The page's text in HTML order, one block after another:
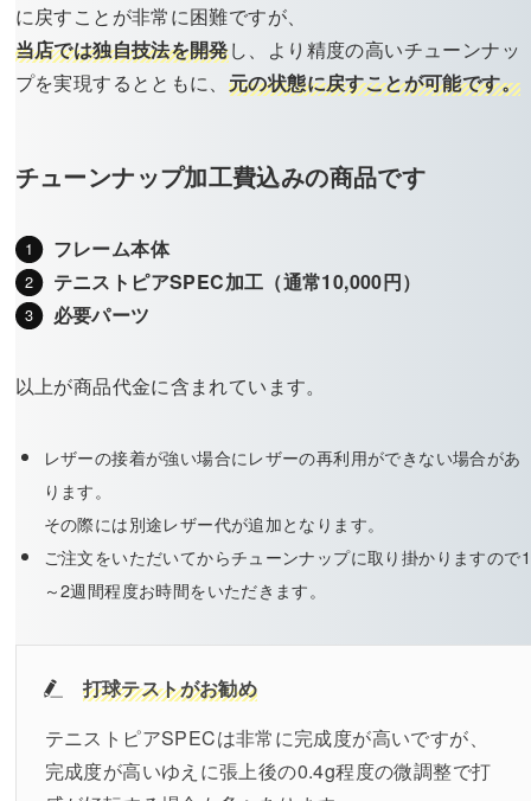
に戻すことが非常に困難ですが、
当店では独自技法を開発し、より精度の高いチューンナッ
プを実現するとともに、 元の状態に戻すことが可能です。
チューンナップ加工費込みの商品です
フレーム本体
テニストピアSPEC加工（通常10,000円）
必要パーツ
以上が商品代金に含まれています。
レザーの接着が強い場合にレザーの再利用ができない場合があ
ります。
その際には別途レザー代が追加となります。
ご注文をいただいてからチューンナップに取り掛かりますので1
～2週間程度お時間をいただきます。
打球テストがお勧め
テニストピアSPECは非常に完成度が高いですが、
完成度が高いゆえに張上後の0.4g程度の微調整で打